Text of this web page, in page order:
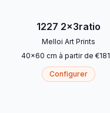
1227 2x3ratio
Melloi Art Prints
40x60 cm à partir de €181
Configurer